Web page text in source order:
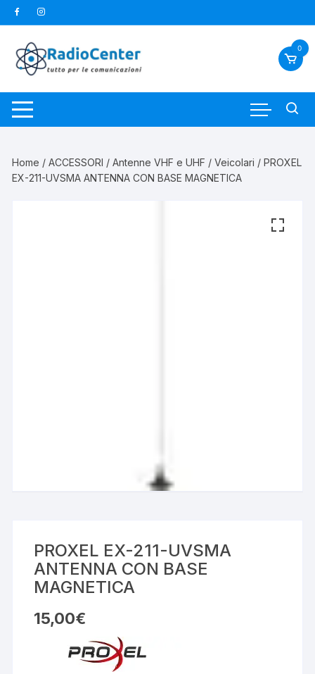
al
contenuto
0
Home /ACCESSORI /Antenne VHF e UHF /Veicolari / PROXEL
EX-211-UVSMA ANTENNA CON BASE MAGNETICA
PROXEL EX-211-UVSMA
ANTENNA CON BASE
MAGNETICA
15,00€